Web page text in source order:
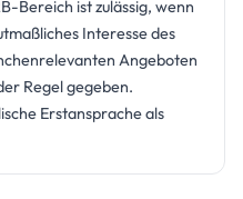
Bereich ist zulässig, wenn
Interesse des
Angeboten
Regel gegeben.
Erstansprache als